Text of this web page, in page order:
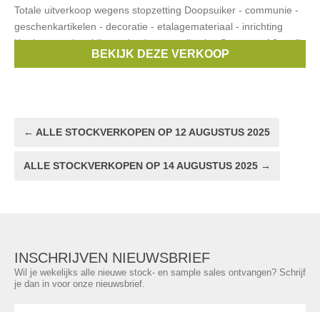
Totale uitverkoop wegens stopzetting Doopsuiker - communie -
geschenkartikelen - decoratie - etalagemateriaal - inrichting
Kortingen ook geldig op de nieuwst collecties Start vanaf 8 april
BEKIJK DEZE VERKOOP
← ALLE STOCKVERKOPEN OP 12 AUGUSTUS 2025
ALLE STOCKVERKOPEN OP 14 AUGUSTUS 2025 →
INSCHRIJVEN NIEUWSBRIEF
Wil je wekelijks alle nieuwe stock- en sample sales ontvangen? Schrijf
je dan in voor onze nieuwsbrief.